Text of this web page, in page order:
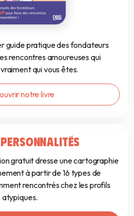
guide pratique des fondateurs
rencontres amoureuses qui
qui vous êtes.
notre livre
gratuit dresse une cartographie
à partir de 16 types de
rencontrés chez les profils
atypiques.